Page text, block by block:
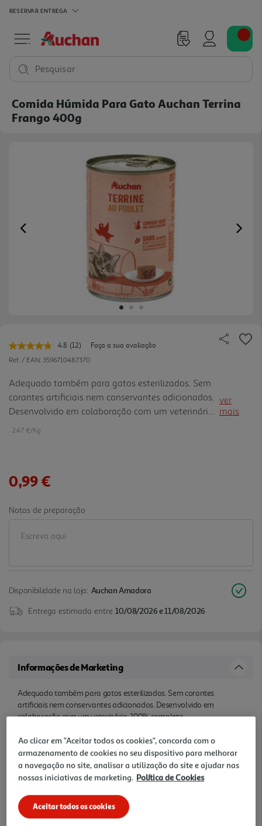
RESERVAR ENTREGA
Pesquisar
Comida Húmida Para Gato Auchan Terrina
Frango 400g
Previous
4.8 Leu
12
Link
para
a
mesma
página.
(12)
Faça a sua avaliação
Ref. / EAN: 3596710487370
Adequado também para gatos esterilizados. Sem
corantes artificiais nem conservantes adicionados.
Desenvolvido em colaboração com um veterinário.
100% completo
ver
mais
2.47 €/Kg
0,99 €
Notas de preparação
Disponibilidade na loja: Auchan Amadora
Entrega estimada entre 10/08/2026 e 11/08/2026
Informações de Marketing
Adequado também para gatos esterilizados. Sem corantes
artificiais nem conservantes adicionados. Desenvolvido em
colaboração com um veterinário. 100% completo
Características
Quantidade Liquida
Ingredientes/Composição
Ao clicar em "Aceitar todos os cookies", concorda com o
armazenamento de cookies no seu dispositivo para melhorar
a navegação no site, analisar a utilização do site e ajudar nas
nossas iniciativas de marketing. Política de Cookies
Aceitar todos os cookies